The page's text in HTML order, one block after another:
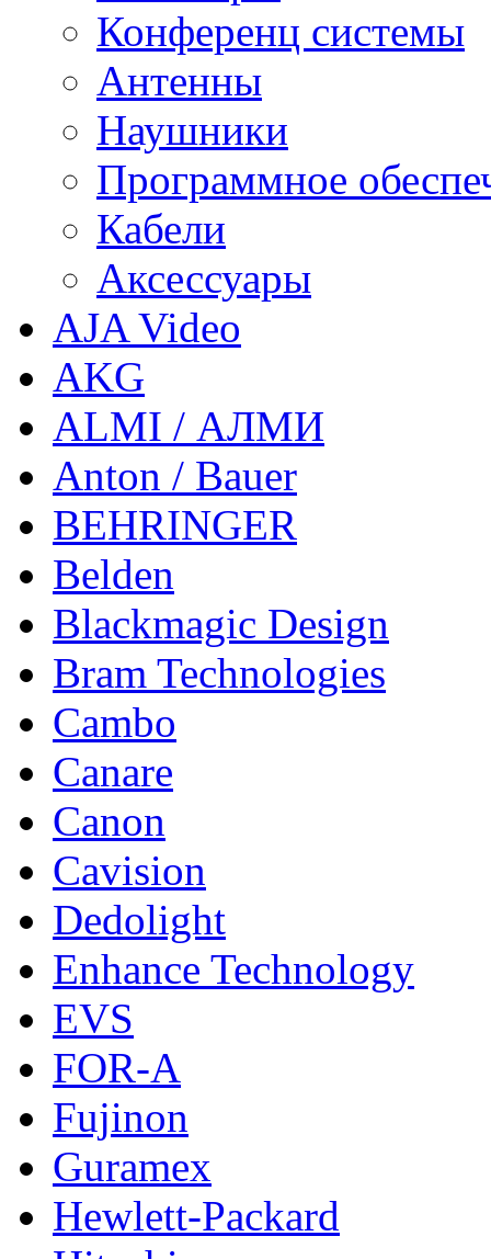
Конференц системы
Антенны
Наушники
Программное
Кабели
Аксессуары
AJA Video
AKG
ALMI / АЛМИ
Anton / Bauer
BEHRINGER
Belden
Blackmagic Design
Bram Technologies
Cambo
Canare
Canon
Cavision
Dedolight
Enhance Technology
EVS
FOR-A
Fujinon
Guramex
Hewlett-Packard